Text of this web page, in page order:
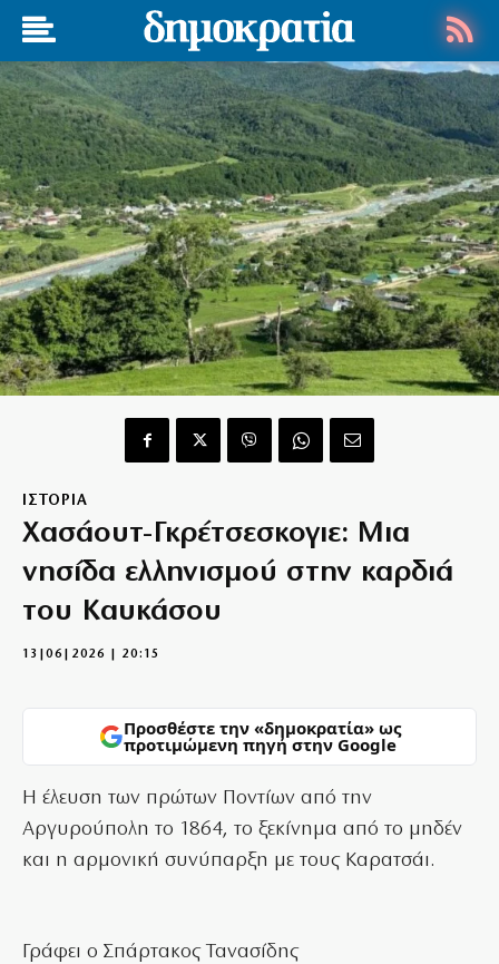
ΙΣΤΟΡΙΑ
Χασάουτ-Γκρέτσεσκογιε: Μια
νησίδα ελληνισμού στην καρδιά
του Καυκάσου
13|06|2026 | 20:15
Προσθέστε την «δημοκρατία» ως
προτιμώμενη πηγή στην Google
H έλευση των πρώτων Ποντίων από την
Αργυρούπολη το 1864, το ξεκίνημα από το μηδέν
και η αρμονική συνύπαρξη με τους Καρατσάι.
Γράφει ο Σπάρτακος Τανασίδης